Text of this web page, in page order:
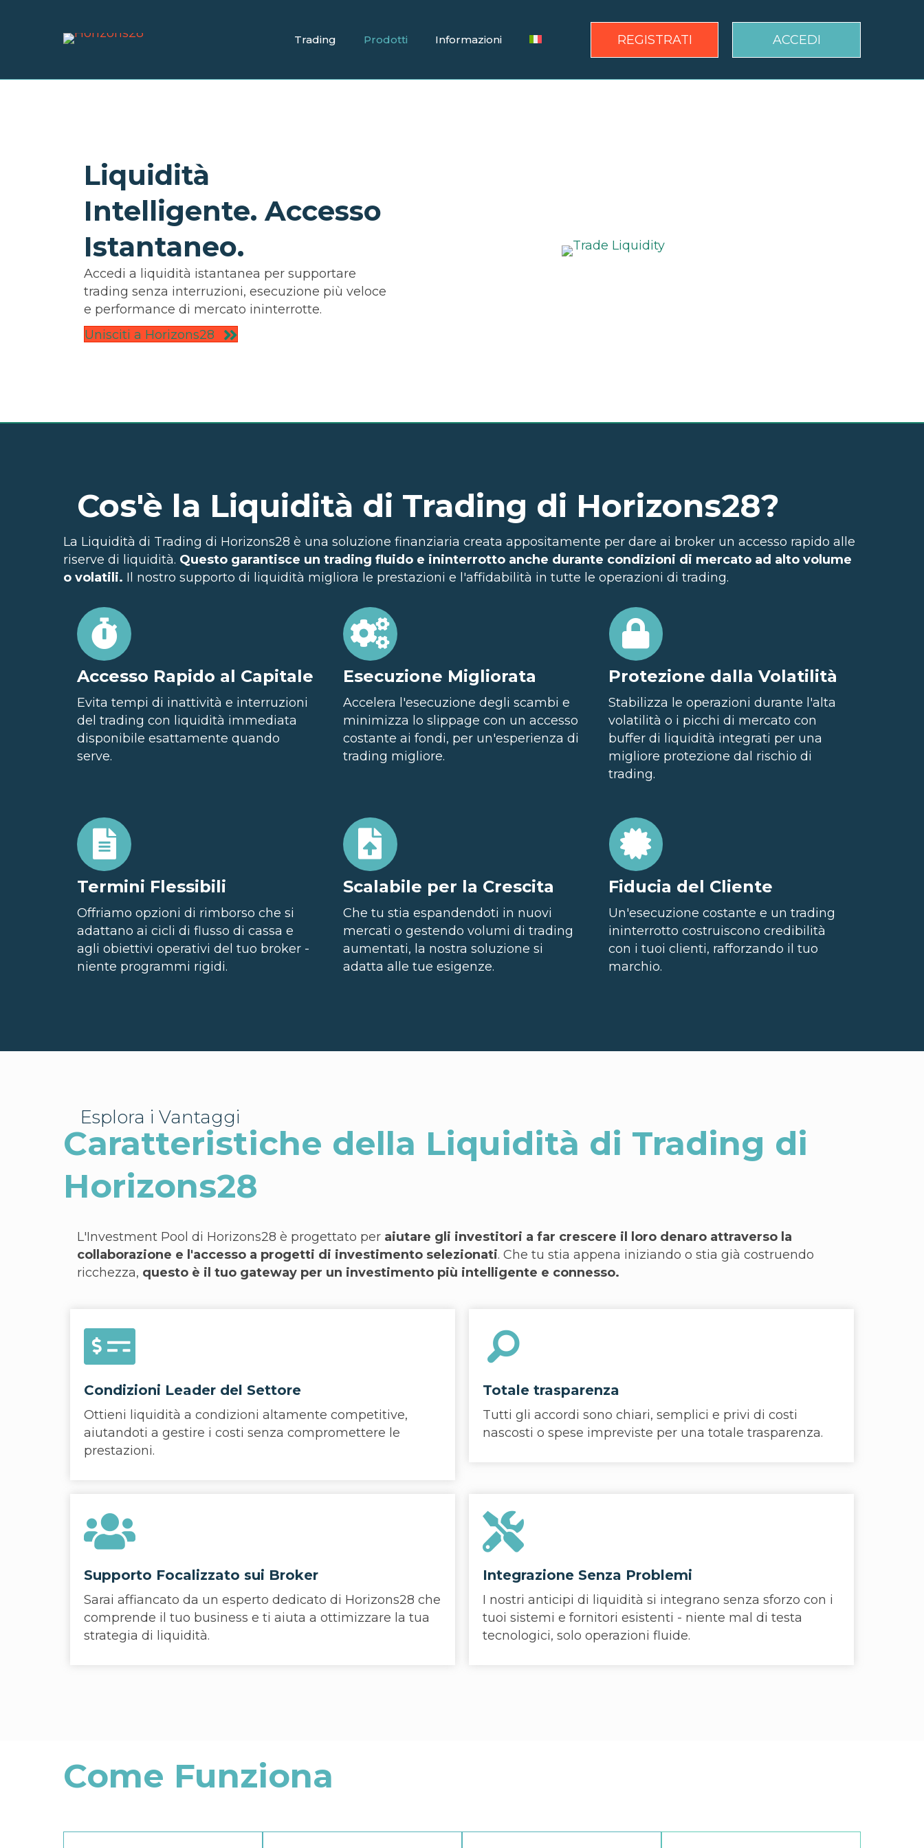
Trading Prodotti Informazioni REGISTRATI ACCEDI
Liquidità
Intelligente. Accesso
Istantaneo.
Accedi a liquidità istantanea per supportare
trading senza interruzioni, esecuzione più veloce
e performance di mercato ininterrotte.
Unisciti a Horizons28
Cos'è la Liquidità di Trading di Horizons28?
La Liquidità di Trading di Horizons28 è una soluzione finanziaria creata appositamente per dare ai broker un accesso rapido alle
riserve di liquidità. Questo garantisce un trading fluido e ininterrotto anche durante condizioni di mercato ad alto volume
o volatili. Il nostro supporto di liquidità migliora le prestazioni e l'affidabilità in tutte le operazioni di trading.
Accesso Rapido al Capitale
Evita tempi di inattività e interruzioni
del trading con liquidità immediata
disponibile esattamente quando
serve.
Esecuzione Migliorata
Accelera l'esecuzione degli scambi e
minimizza lo slippage con un accesso
costante ai fondi, per un'esperienza di
trading migliore.
Protezione dalla Volatilità
Stabilizza le operazioni durante l'alta
volatilità o i picchi di mercato con
buffer di liquidità integrati per una
migliore protezione dal rischio di
trading.
Termini Flessibili
Offriamo opzioni di rimborso che si
adattano ai cicli di flusso di cassa e
agli obiettivi operativi del tuo broker -
niente programmi rigidi.
Scalabile per la Crescita
Che tu stia espandendoti in nuovi
mercati o gestendo volumi di trading
aumentati, la nostra soluzione si
adatta alle tue esigenze.
Fiducia del Cliente
Un'esecuzione costante e un trading
ininterrotto costruiscono credibilità
con i tuoi clienti, rafforzando il tuo
marchio.
Esplora i Vantaggi
Caratteristiche della Liquidità di Trading di
Horizons28
L'Investment Pool di Horizons28 è progettato per aiutare gli investitori a far crescere il loro denaro attraverso la
collaborazione e l'accesso a progetti di investimento selezionati. Che tu stia appena iniziando o stia già costruendo
ricchezza, questo è il tuo gateway per un investimento più intelligente e connesso.
Condizioni Leader del Settore
Ottieni liquidità a condizioni altamente competitive,
aiutandoti a gestire i costi senza compromettere le
prestazioni.
Totale trasparenza
Tutti gli accordi sono chiari, semplici e privi di costi
nascosti o spese impreviste per una totale trasparenza.
Supporto Focalizzato sui Broker
Sarai affiancato da un esperto dedicato di Horizons28 che
comprende il tuo business e ti aiuta a ottimizzare la tua
strategia di liquidità.
Integrazione Senza Problemi
I nostri anticipi di liquidità si integrano senza sforzo con i
tuoi sistemi e fornitori esistenti - niente mal di testa
tecnologici, solo operazioni fluide.
Come Funziona